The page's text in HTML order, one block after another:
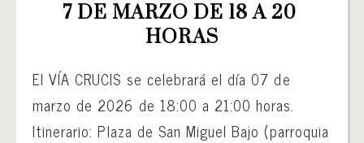
7 DE MARZO DE 18 A 20
HORAS
El VÍA CRUCIS se celebrará el día 07 de
marzo de 2026 de 18:00 a 21:00 horas.
Itinerario: Plaza de San Miguel Bajo (parroquia